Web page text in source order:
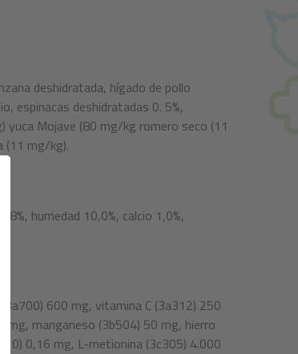
deshidratada, hígado de pollo
espinacas deshidratadas 0. 5%,
Mojave (80 mg/kg romero seco (11
(11 mg/kg).
humedad 10,0%, calcio 1,0%,
600 mg, vitamina C (3a312) 250
manganeso (3b504) 50 mg, hierro
0,16 mg, L-metionina (3c305) 4.000